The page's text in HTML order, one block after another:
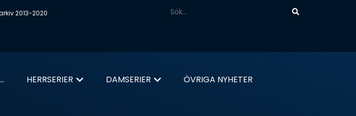
2013-2020
HERRSERIER DAMSERIER ÖVRIGA NYHETER